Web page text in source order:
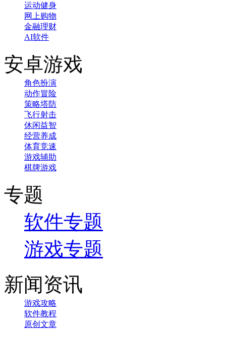
运动健身
网上购物
金融理财
AI软件
安卓游戏
角色扮演
动作冒险
策略塔防
飞行射击
休闲益智
经营养成
体育竞速
游戏辅助
棋牌游戏
专题
软件专题
游戏专题
新闻资讯
游戏攻略
软件教程
原创文章